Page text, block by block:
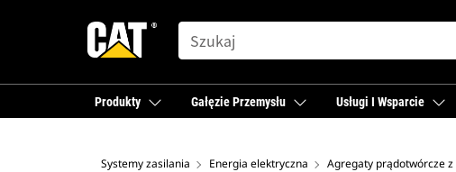
SEARCH
Produkty Gałęzie Przemysłu Usługi I Wsparcie
Systemy zasilania Energia elektryczna